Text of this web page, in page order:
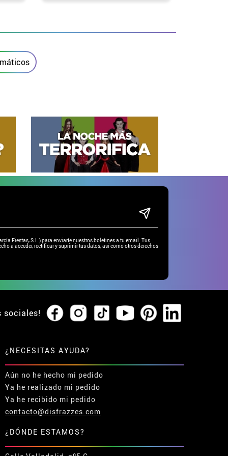
Fiestas, S.L.) para enviarte nuestros boletines a tu email. Tus
a acceder, rectificar y suprimir tus datos, así como otros derechos
sociales!
¿NECESITAS AYUDA?
Aún no he hecho mi pedido
Ya he realizado mi pedido
Ya he recibido mi pedido
contacto@disfrazzes.com
¿DÓNDE ESTAMOS?